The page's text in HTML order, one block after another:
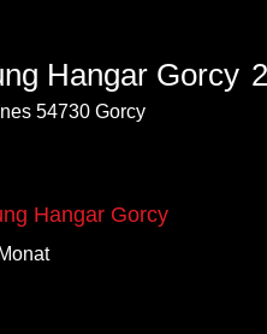
Hangar Gorcy
54730 Gorcy
Hangar Gorcy